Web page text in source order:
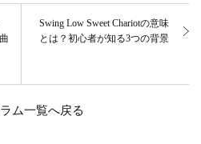
Swing Low Sweet Chariotの意味
とは？初心者が知る3つの背景
ム一覧へ戻る